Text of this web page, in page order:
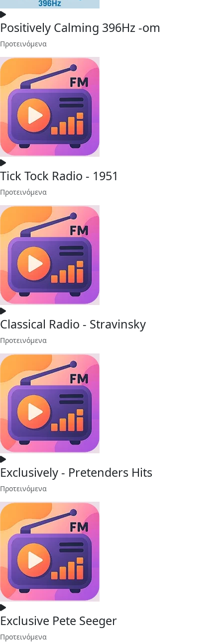
Positively Calming 396Hz -om
Προτεινόμενα
Tick Tock Radio - 1951
Προτεινόμενα
Classical Radio - Stravinsky
Προτεινόμενα
Exclusively - Pretenders Hits
Προτεινόμενα
Exclusive Pete Seeger
Προτεινόμενα